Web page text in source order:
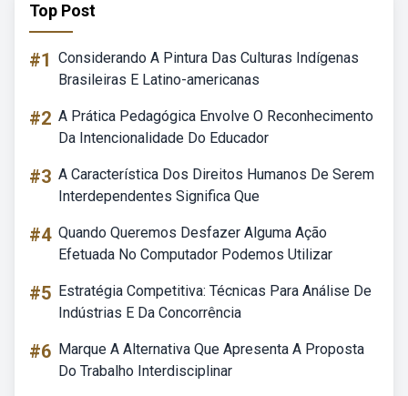
Top Post
#1 Considerando A Pintura Das Culturas Indígenas
Brasileiras E Latino-americanas
#2 A Prática Pedagógica Envolve O Reconhecimento
Da Intencionalidade Do Educador
#3 A Característica Dos Direitos Humanos De Serem
Interdependentes Significa Que
#4 Quando Queremos Desfazer Alguma Ação
Efetuada No Computador Podemos Utilizar
#5 Estratégia Competitiva: Técnicas Para Análise De
Indústrias E Da Concorrência
#6 Marque A Alternativa Que Apresenta A Proposta
Do Trabalho Interdisciplinar